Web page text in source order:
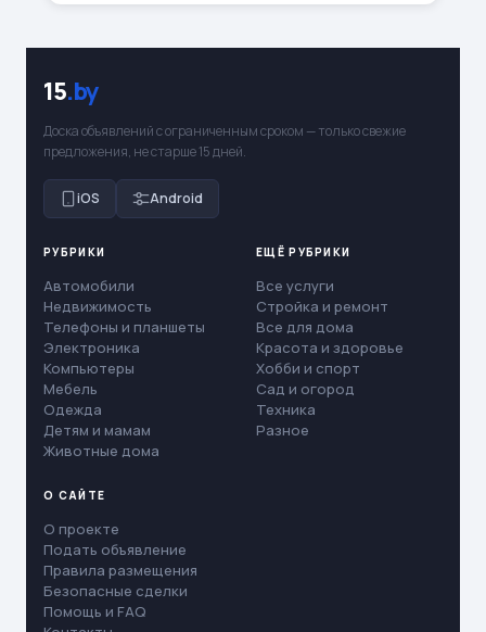
15.by
Доска объявлений с ограниченным сроком — только свежие
предложения, не старше 15 дней.
iOS Android
РУБРИКИ
Автомобили
Недвижимость
Телефоны и планшеты
Электроника
Компьютеры
Мебель
Одежда
Детям и мамам
Животные дома
ЕЩЁ РУБРИКИ
Все услуги
Стройка и ремонт
Все для дома
Красота и здоровье
Хобби и спорт
Сад и огород
Техника
Разное
О САЙТЕ
О проекте
Подать объявление
Правила размещения
Безопасные сделки
Помощь и FAQ